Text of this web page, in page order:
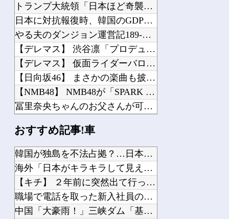
トランプ大統領「日本ほど奇襲を知る国ない、真珠湾の時なぜ知らせなかったのか」…目...
日本に対抗報復時、韓国のGDP3.1%減少…韓国の被害がより大きい＝韓国の反応
やる夫のダンジョン運営記189-雑談所ネタ 第123話「なぜなにキャス狐さん・世...
【デレマス】 渋谷凛「プロデューサーは何派？」
【デレマス】 仮面ライダーバロンＰ第２話「蒼翼の乙女」
【日向坂46】 まさかの楽曲も披露！『三期生LIVE』愛知公演のレポがこちら
【NMB48】 NMB48が「SPARK 2026 in YAMANAKAKO」...
冨里奈央ちゃんのお父さんが可哀想すぎるｗ【乃木坂46】
【画像】 AI「写真の背景削除？ガンプラの箱追加しといてあげよ????」
【ホロライブ】 ※杉田さんはねっ子神です
【にじ甲2026】 冷静に考えるとなんだこのえっっっな格好は…？
おすすめ記事!車
韓国が独島を不法占拠？…日本の高校新教科書、また強引な主張＝...
海外「日本がキラキラして見える…」 日本の街頭インタビューに...
【キチ】 ２年前に突然出て行った妻からです。「天井にへばりつ...
職場で電話を取った新入社員の女子がヒワイなことを言われてショ...
中国「大豪雨！」三峡ダム「基礎部分破損」中国「全力放流！」台...